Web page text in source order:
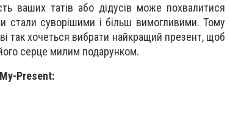
ваших татів або дідусів може похвалитися
стали суворішими і більш вимогливими. Тому
так хочеться вибрати найкращий презент, щоб
серце милим подарунком.
Present: